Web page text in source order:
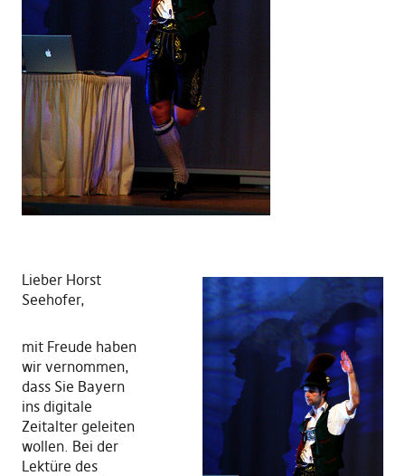
Lieber Horst
Seehofer,
mit Freude haben
wir vernommen,
dass Sie Bayern
ins digitale
Zeitalter geleiten
wollen. Bei der
Lektüre des